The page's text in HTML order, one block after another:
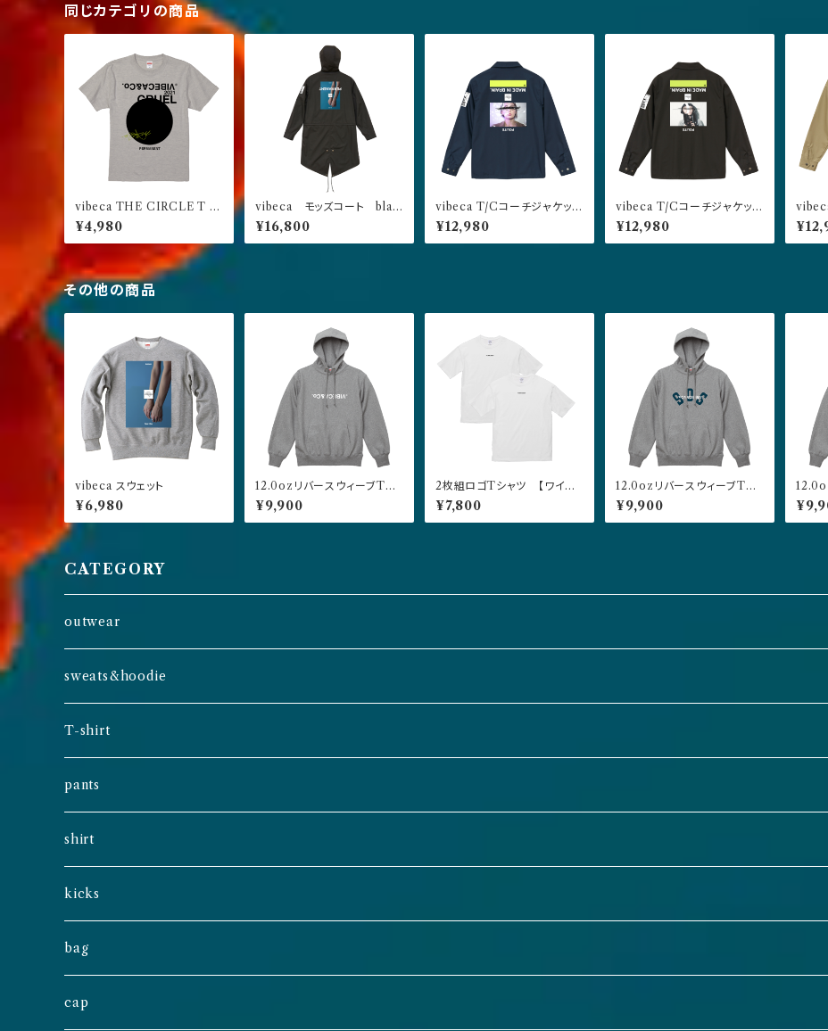
同じカテゴリの商品
vibeca THE CIRCLE T オ
ートミール【レギュラーフィッ
ト】
¥4,980
vibeca モッズコート blac
k
¥16,800
vibeca T/Cコーチジャケット
permanent collection 0.0
0 ネイビー
¥12,980
vibeca T/Cコーチジャケット
permanent collection 0.0
0 ブラック
¥12,980
その他の商品
vibeca スウェット
¥6,980
12.0ozリバースウィーブTYP
E プルオーバーパーカー グ
レー
¥9,900
2枚組ロゴTシャツ 【ワイド
フィット】
¥7,800
12.0ozリバースウィーブTYP
E プルオーバーパーカー グ
レー
¥9,900
E プ
レー
CATEGORY
outwear
sweats&hoodie
T-shirt
pants
shirt
kicks
bag
cap